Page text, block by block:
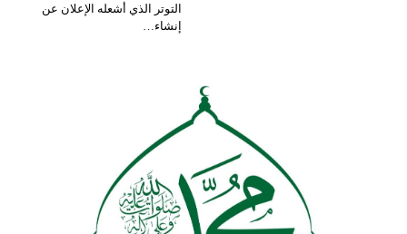
التوتر الذي أشعله الإعلان عن
إنشاء…